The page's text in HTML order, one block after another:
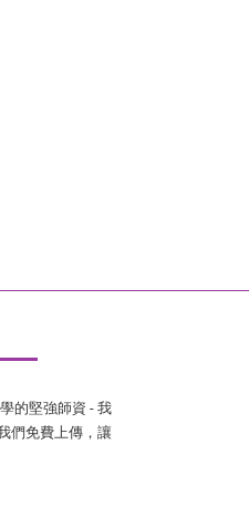
的堅強師資 - 我
們免費上傳，讓